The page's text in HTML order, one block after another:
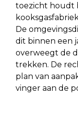
toezicht houdt
De
dit binnen een
overweegt de
trekken. De
plan van
vinger aan de